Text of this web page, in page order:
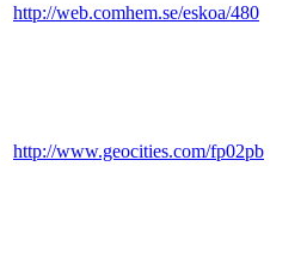
http://web.comhem.se/eskoa/480
http://www.geocities.com/fp02pb